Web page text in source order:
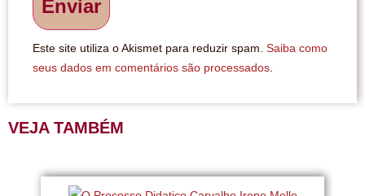
Este site utiliza o Akismet para reduzir spam. Saiba como
seus dados em comentários são processados
VEJA TAMBÉM